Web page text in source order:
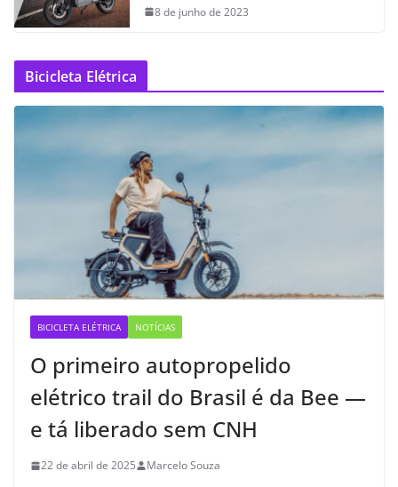
8 de junho de 2023
Bicicleta Elétrica
BICICLETA ELÉTRICA NOTÍCIAS
O primeiro autopropelido
elétrico trail do Brasil é da Bee —
e tá liberado sem CNH
22 de abril de 2025 Marcelo Souza